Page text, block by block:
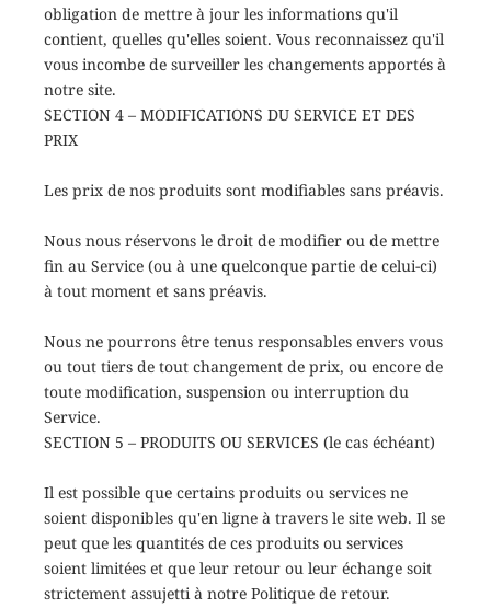
obligation de mettre à jour les informations qu'il
contient, quelles qu'elles soient. Vous reconnaissez qu'il
vous incombe de surveiller les changements apportés à
notre site.
SECTION 4 – MODIFICATIONS DU SERVICE ET DES
PRIX
Les prix de nos produits sont modifiables sans préavis.
Nous nous réservons le droit de modifier ou de mettre
fin au Service (ou à une quelconque partie de celui-ci)
à tout moment et sans préavis.
Nous ne pourrons être tenus responsables envers vous
ou tout tiers de tout changement de prix, ou encore de
toute modification, suspension ou interruption du
Service.
SECTION 5 – PRODUITS OU SERVICES (le cas échéant)
Il est possible que certains produits ou services ne
soient disponibles qu'en ligne à travers le site web. Il se
peut que les quantités de ces produits ou services
soient limitées et que leur retour ou leur échange soit
strictement assujetti à notre Politique de retour.